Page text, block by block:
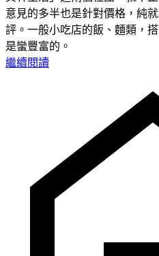
意見的多半也是針對價格，純
評。一般小吃店的飯、麵類，
是蠻豐富的。
繼續閱讀